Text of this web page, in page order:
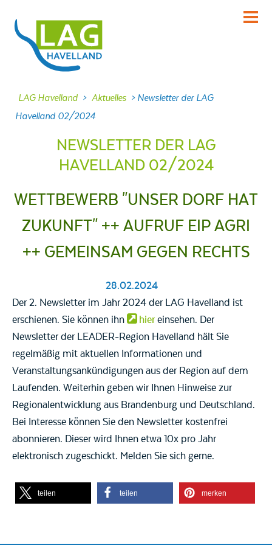
KENNENLERNEN
INFORMIEREN
Projekte
DABEI SEIN
Dokumente
FRAGEN
LAG Havelland > Aktuelles > Newsletter der LAG
Havelland 02/2024
NEWSLETTER DER LAG
HAVELLAND 02/2024
WETTBEWERB "UNSER DORF HAT
ZUKUNFT" ++ AUFRUF EIP AGRI
++ GEMEINSAM GEGEN RECHTS
28.02.2024
Der 2. Newsletter im Jahr 2024 der LAG Havelland ist
erschienen. Sie können ihn
hiereinsehen. Der
Newsletter der LEADER-Region Havelland hält Sie
regelmäßig mit aktuellen Informationen und
Veranstaltungsankündigungen aus der Region auf dem
Laufenden. Weiterhin geben wir Ihnen Hinweise zur
Regionalentwicklung aus Brandenburg und Deutschland.
Bei Interesse können Sie den Newsletter kostenfrei
abonnieren. Dieser wird Ihnen etwa 10x pro Jahr
elektronisch zugeschickt. Melden Sie sich gerne.
teilen teilen merken